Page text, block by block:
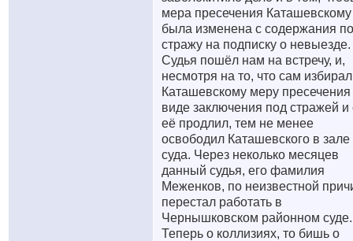
мера пресечения Каташевскому
была изменена с содержания
стражу на подписку о невыезде.
Судья пошёл нам на встречу, и,
несмотря на то, что сам избирал
Каташевскому меру пресечения
виде заключения под стражей и
её продлил, тем не менее
освободил Каташевского в зале
суда. Через неколько месяцев
данный судья, его фамилия
Меженков, по неизвестной
перестал работать в
Чернышковском районном суде.
Теперь о коллизиях, то бишь о